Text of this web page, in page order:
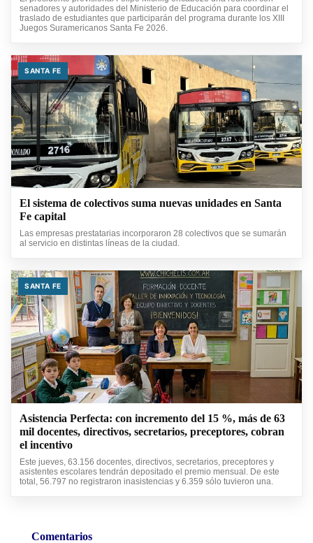
senadores y autoridades del Ministerio de Educación para coordinar el
traslado de estudiantes que participarán del programa durante los XIII
Juegos Suramericanos Santa Fe 2026.
SANTA FE
El sistema de colectivos suma nuevas unidades en Santa
Fe capital
Las empresas prestatarias incorporaron 28 colectivos que se sumarán
al servicio en distintas líneas de la ciudad.
SANTA FE
Asistencia Perfecta: con incremento del 15 %, más de 63
mil docentes, directivos, secretarios, preceptores, cobran
el incentivo
Este jueves, 63.156 docentes, directivos, secretarios, preceptores y
asistentes escolares tendrán depositado el premio mensual. De este
total, 56.797 no registraron inasistencias y 6.359 sólo tuvieron una.
Comentarios